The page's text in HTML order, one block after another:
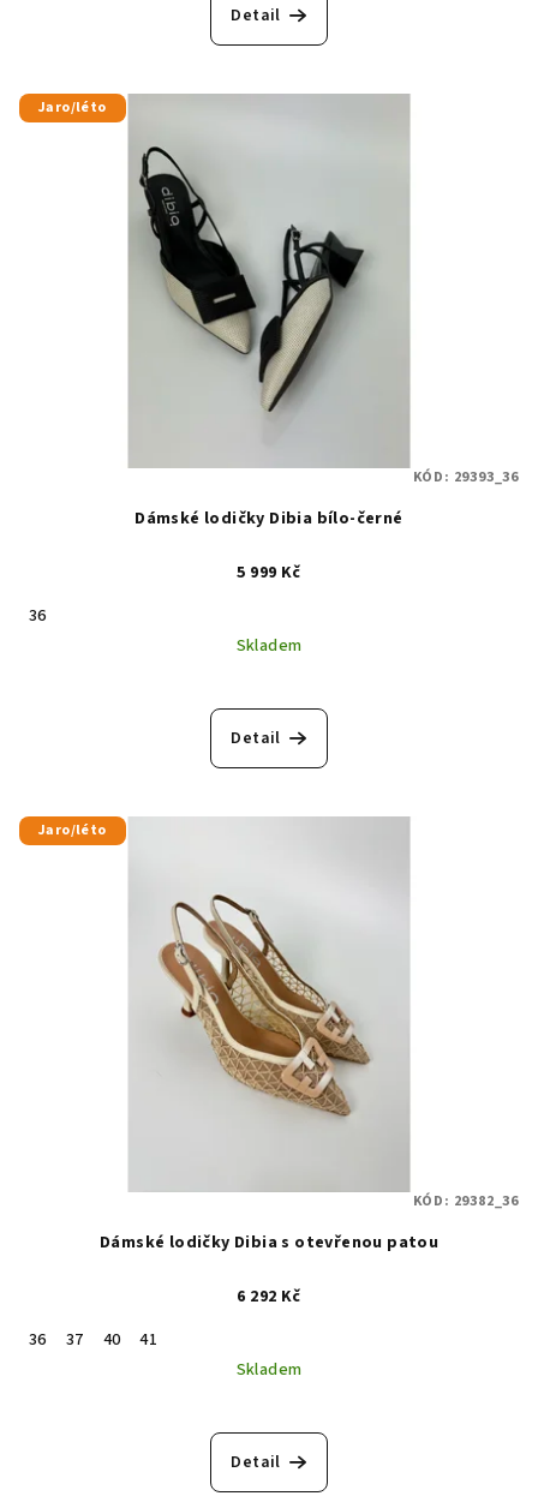
Detail
Jaro/léto
Dámské lodičky Dibia bílo-černé
5 999 Kč
36
Skladem
Detail
KÓD: 29393_36
Jaro/léto
Dámské lodičky Dibia s otevřenou patou
6 292 Kč
36
37 40
41
Skladem
Detail
KÓD: 29382_36